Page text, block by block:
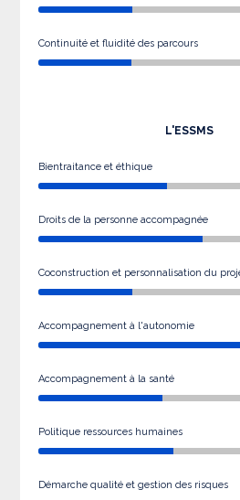
Continuité et fluidité des parcours
L'ESSMS
Bientraitance et éthique
Droits de la personne accompagnée
Coconstruction et personnalisation du
Accompagnement à l'autonomie
Accompagnement à la santé
Politique ressources humaines
Démarche qualité et gestion des risques